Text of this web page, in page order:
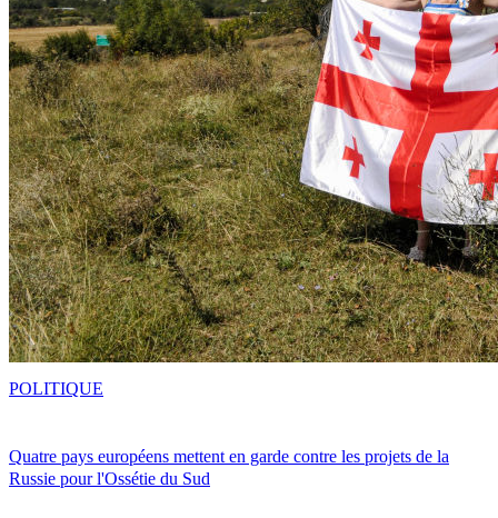
Quatre pays européens mettent en garde contre les projets de la
Russie pour l'Ossétie du Sud
POLITIQUE